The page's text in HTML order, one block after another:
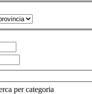
per categoria